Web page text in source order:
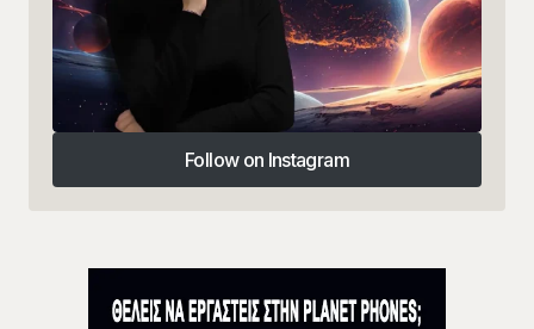
Follow on Instagram
Follow on Instagram